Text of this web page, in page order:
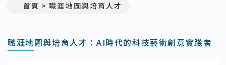
首頁 職涯地圖與培育人才
職涯地圖與培育人才：AI時代的科技藝術創意實踐者